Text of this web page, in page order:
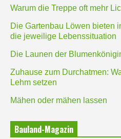
Warum die Treppe oft mehr
Die Gartenbau Löwen bieten
die jeweilige Lebenssituation
Die Launen der
Zuhause zum Durchatmen:
Lehm setzen
Mähen oder mähen lassen
Bauland-Magazin